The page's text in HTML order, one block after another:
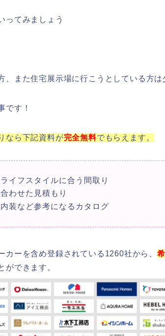
ってみましょう
、また住宅展示場に行こうとしている方は
です！
なら下記資料が完全無料でもらえます。
イフスタイルに合う間取り
わせた見積もり
装など参考になるカタログ
カーを含め登録されている1260社から、
ができます。